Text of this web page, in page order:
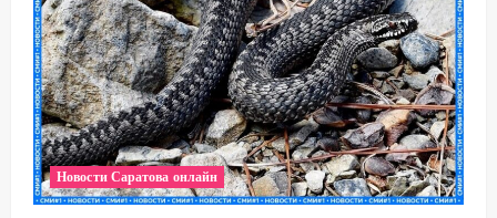
Новости Саратова онлайн